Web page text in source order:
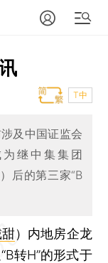
T中
及中国证监会
继中集集团
后的第三家“B
） 内地房企龙
转H”的形式于